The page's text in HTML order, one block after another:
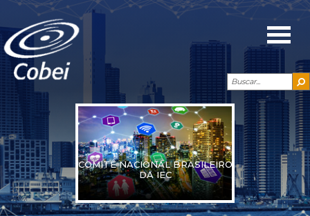
COMITÊ NACIONAL BRASILEIRO
DA IEC